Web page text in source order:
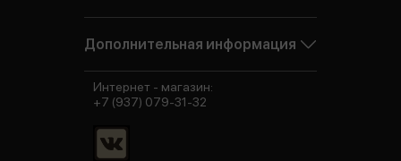
Дополнительная информация
Интернет - магазин:
+7 (937) 079-31-32